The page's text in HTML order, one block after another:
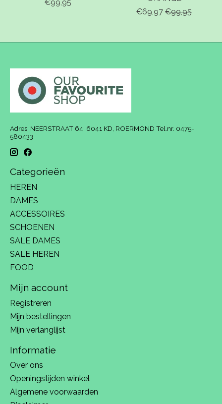
€99,95
€69,97 €99,95
Adres: NEERSTRAAT 64, 6041 KD, ROERMOND Tel.nr. 0475-
580433
Categorieën
HEREN
DAMES
ACCESSOIRES
SCHOENEN
SALE DAMES
SALE HEREN
FOOD
Mijn account
Registreren
Mijn bestellingen
Mijn verlanglijst
Informatie
Over ons
Openingstijden winkel
Algemene voorwaarden